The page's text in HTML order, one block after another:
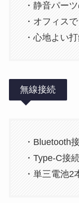
・静音パー
・オフィス
・心地よい
無線接続
・Bluetooth
・Type-C接
・単三電池2